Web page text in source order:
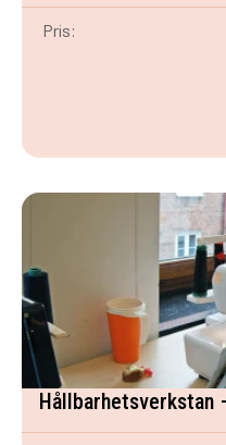
Pris:
Hållbarhetsverkstan